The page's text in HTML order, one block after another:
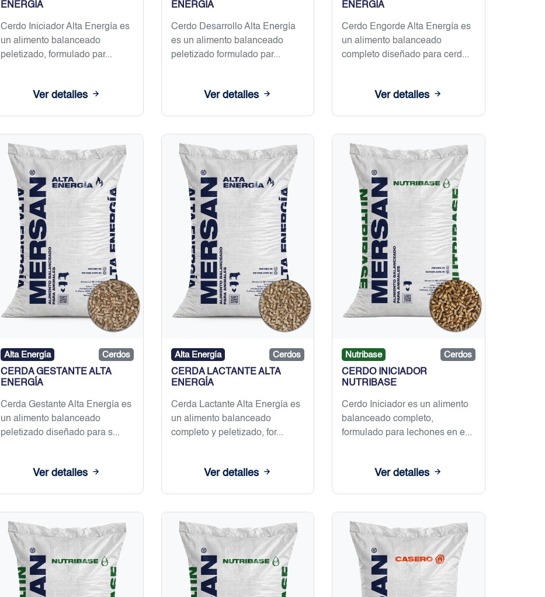
ENERGÍA
Cerdo Iniciador Alta Energía es
un alimento balanceado
peletizado, formulado par...
Ver detalles
ENERGÍA
Cerdo Desarrollo Alta Energía
es un alimento balanceado
peletizado formulado par...
Ver detalles
ENERGÍA
Cerdo Engorde Alta Energía es
un alimento balanceado
completo diseñado para cerd...
Ver detalles
Alta Energía Cerdos
CERDA GESTANTE ALTA
ENERGÍA
Cerda Gestante Alta Energía es
un alimento balanceado
peletizado diseñado para s...
Ver detalles
Alta Energía Cerdos
CERDA LACTANTE ALTA
ENERGÍA
Cerda Lactante Alta Energía es
un alimento balanceado
completo y peletizado, for...
Ver detalles
Nutribase Cerdos
CERDO INICIADOR
NUTRIBASE
Cerdo Iniciador es un alimento
balanceado completo,
formulado para lechones en e...
Ver detalles